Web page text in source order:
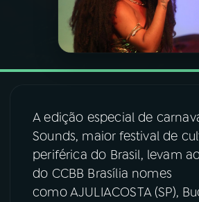
PODCASTS
06VIDEOCASTS
07ÚLTIMAS
FESTIVAL DE MÚSICA
A edição especial de
Sounds, maior festival de
periférica do Brasil, levam
do CCBB Brasília nomes
como AJULIACOSTA (SP),